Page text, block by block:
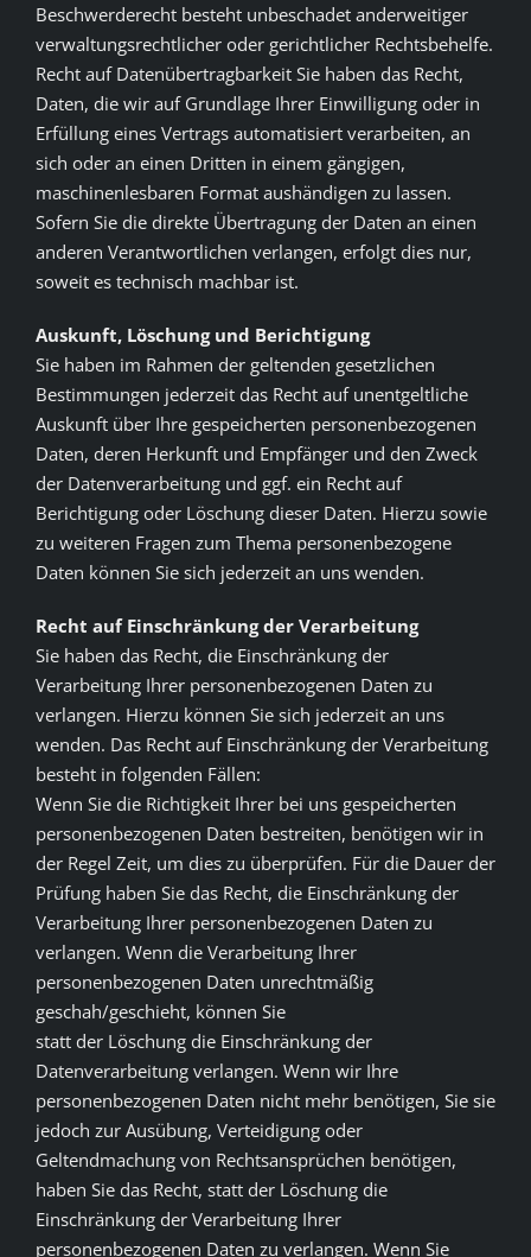
Beschwerderecht besteht unbeschadet anderweitiger
verwaltungsrechtlicher oder gerichtlicher Rechtsbehelfe.
Recht auf Datenübertragbarkeit Sie haben das Recht,
Daten, die wir auf Grundlage Ihrer Einwilligung oder in
Erfüllung eines Vertrags automatisiert verarbeiten, an
sich oder an einen Dritten in einem gängigen,
maschinenlesbaren Format aushändigen zu lassen.
Sofern Sie die direkte Übertragung der Daten an einen
anderen Verantwortlichen verlangen, erfolgt dies nur,
soweit es technisch machbar ist.
Auskunft, Löschung und Berichtigung
Sie haben im Rahmen der geltenden gesetzlichen
Bestimmungen jederzeit das Recht auf unentgeltliche
Auskunft über Ihre gespeicherten personenbezogenen
Daten, deren Herkunft und Empfänger und den Zweck
der Datenverarbeitung und ggf. ein Recht auf
Berichtigung oder Löschung dieser Daten. Hierzu sowie
zu weiteren Fragen zum Thema personenbezogene
Daten können Sie sich jederzeit an uns wenden.
Recht auf Einschränkung der Verarbeitung
Sie haben das Recht, die Einschränkung der
Verarbeitung Ihrer personenbezogenen Daten zu
verlangen. Hierzu können Sie sich jederzeit an uns
wenden. Das Recht auf Einschränkung der Verarbeitung
besteht in folgenden Fällen:
Wenn Sie die Richtigkeit Ihrer bei uns gespeicherten
personenbezogenen Daten bestreiten, benötigen wir in
der Regel Zeit, um dies zu überprüfen. Für die Dauer der
Prüfung haben Sie das Recht, die Einschränkung der
Verarbeitung Ihrer personenbezogenen Daten zu
verlangen. Wenn die Verarbeitung Ihrer
personenbezogenen Daten unrechtmäßig
geschah/geschieht, können Sie
statt der Löschung die Einschränkung der
Datenverarbeitung verlangen. Wenn wir Ihre
personenbezogenen Daten nicht mehr benötigen, Sie sie
jedoch zur Ausübung, Verteidigung oder
Geltendmachung von Rechtsansprüchen benötigen,
haben Sie das Recht, statt der Löschung die
Einschränkung der Verarbeitung Ihrer
personenbezogenen Daten zu verlangen. Wenn Sie